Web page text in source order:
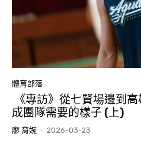
體育部落
《專訪》從七賢場邊到
成團隊需要的樣子 (上)
廖 育婉 - 2026-03-23